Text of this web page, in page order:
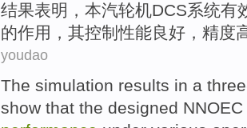
结果表明 ， 本汽轮机DCS系统有
的作用 ， 其控制性能良好 ，精度
youdao
The simulation results in a
show that the designed NNOEC